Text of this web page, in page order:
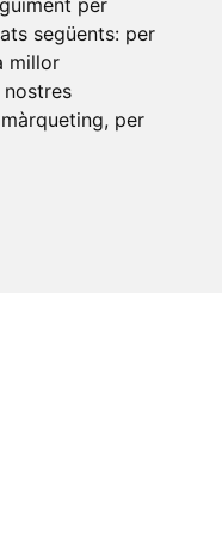
per
següents: per
millor
, per
n